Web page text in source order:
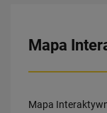
Mapa
Mapa
Multimedia
Logotypy